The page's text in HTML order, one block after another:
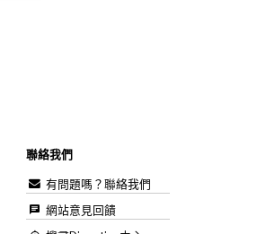
聯絡我們
有問題嗎？聯絡我們
網站意見回饋